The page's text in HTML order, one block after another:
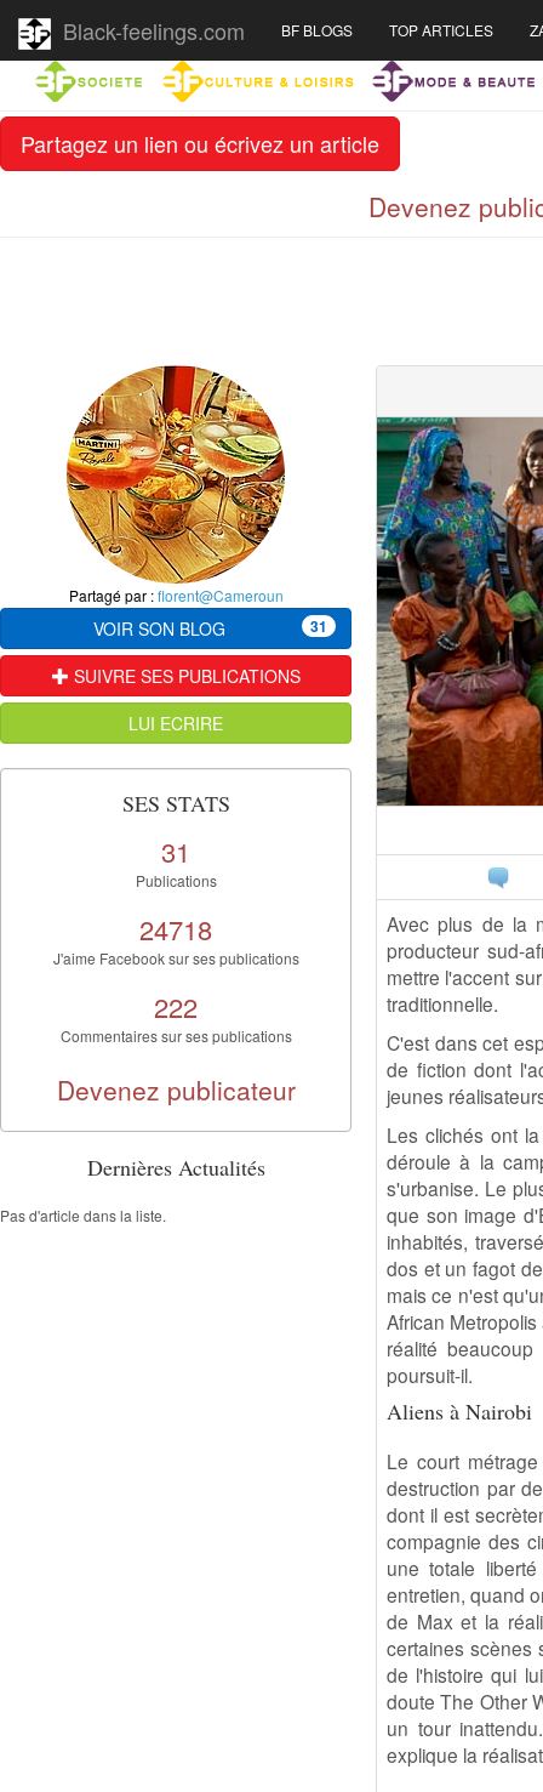
Partagez un lien ou écrivez un article
Black-feelings.com BF BLOGS TOP ARTICLES
Devenez
Avec plus de la
producteur sud-
mettre l'accent
traditionnelle.
C'est dans cet
de fiction dont
jeunes
Les clichés ont
déroule à la
s'urbanise. Le
que son image
inhabités,
dos et un fagot
mais ce n'est
African
réalité
poursuit-il.
Aliens à Nairobi
Le court
destruction par
dont il est
compagnie des
une totale
entretien, quand
de Max et la
certaines scènes
de l'histoire qui
doute The Other
un tour
explique la
Partagé par :florent@Cameroun
VOIR SON BLOG 31
SUIVRE SES PUBLICATIONS
LUI ECRIRE
SES STATS
31
Publications
24718
J'aime Facebook sur ses publications
222
Commentaires sur ses publications
Devenez publicateur
Dernières Actualités
Pas d'article dans la liste.